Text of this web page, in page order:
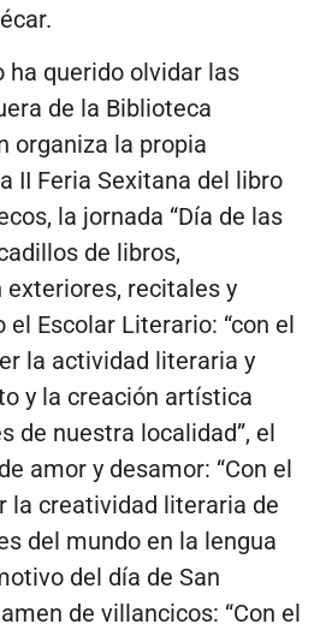
ha querido olvidar las
de la Biblioteca
organiza la propia
II Feria Sexitana del libro
la jornada “Día de las
de libros,
recitales y
Escolar Literario: “con el
la actividad literaria y
y la creación artística
de nuestra localidad”, el
amor y desamor: “Con el
la creatividad literaria de
del mundo en la lengua
del día de San
de villancicos: “Con el